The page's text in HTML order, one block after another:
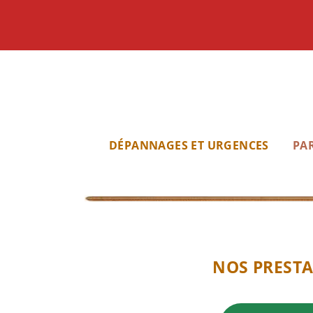
DÉPANNAGES ET URGENCES
NOS